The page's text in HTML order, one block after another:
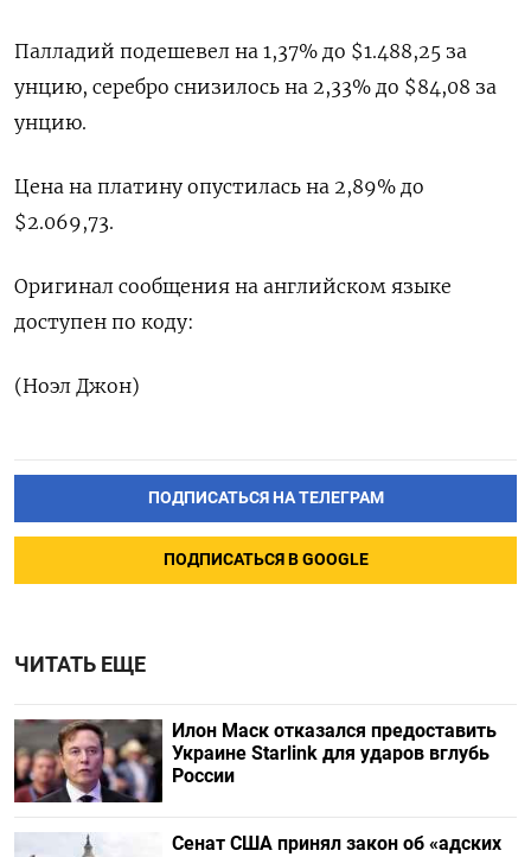
Палладий ‌подешевел на 1,37% до $1.488,25 за
унцию, серебро снизилось ‌на 2,33% до $84,08 за
унцию.
Цена на платину опустилась ​на 2,89% до
$2.069,73.
Оригинал сообщения на английском ‌языке
доступен по коду:
(Ноэл Джон)
ПОДПИСАТЬСЯ НА ТЕЛЕГРАМ
ПОДПИСАТЬСЯ В GOOGLE
ЧИТАТЬ ЕЩЕ
Илон Маск отказался предоставить
Украине Starlink для ударов вглубь
России
Сенат США принял закон об «адских